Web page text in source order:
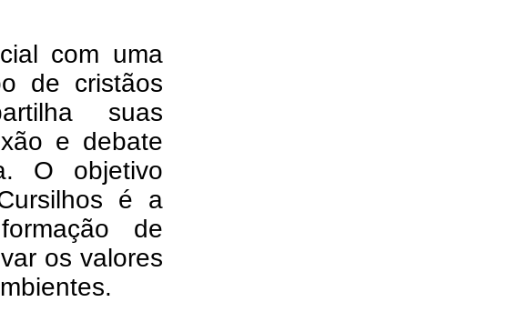
com uma
de cristãos
suas
e debate
O objetivo
é a
de
os valores